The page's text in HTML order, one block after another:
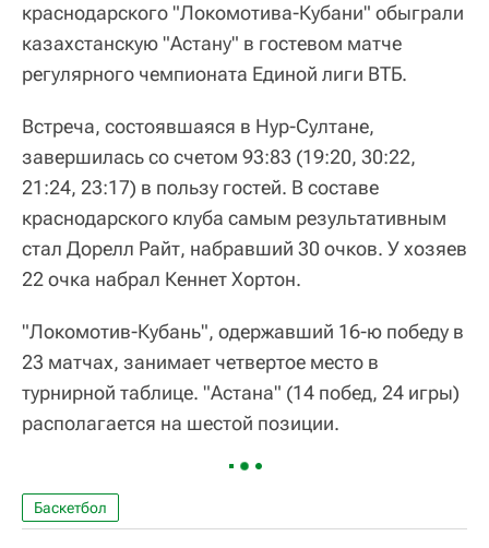
краснодарского "Локомотива-Кубани" обыграли
казахстанскую "Астану" в гостевом матче
регулярного чемпионата Единой лиги ВТБ.
Встреча, состоявшаяся в Нур-Султане,
завершилась со счетом 93:83 (19:20, 30:22,
21:24, 23:17) в пользу гостей. В составе
краснодарского клуба самым результативным
стал Дорелл Райт, набравший 30 очков. У хозяев
22 очка набрал Кеннет Хортон.
"Локомотив-Кубань", одержавший 16-ю победу в
23 матчах, занимает четвертое место в
турнирной таблице. "Астана" (14 побед, 24 игры)
располагается на шестой позиции.
Баскетбол